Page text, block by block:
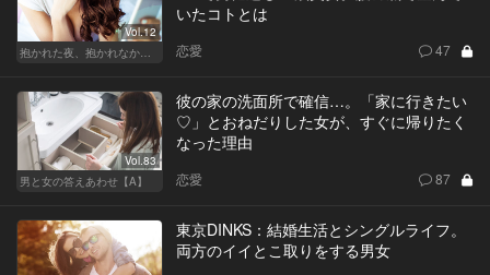
Vol.12
抱かれた夜、抱かれなかった夜
いたコトとは
恋愛 47
Vol.83
男と女の答えあわせ【A】
彼の家の洗面所で確信…。「家に行きたい
♡」とおねだりした女が、すぐに帰りたく
なった理由
恋愛 87
東京DINKS：結婚生活とシングルライフ。
両方のイイとこ取りをする男女